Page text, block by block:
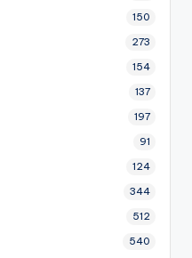
150
273
154
137
197
91
124
344
512
540